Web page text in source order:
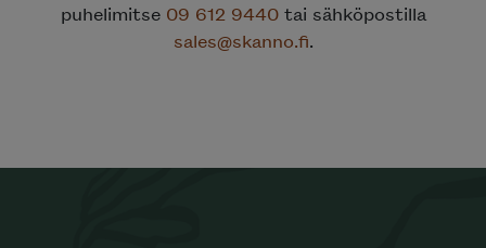
puhelimitse 09 612 9440tai sähköpostilla
sales@skanno.fi.